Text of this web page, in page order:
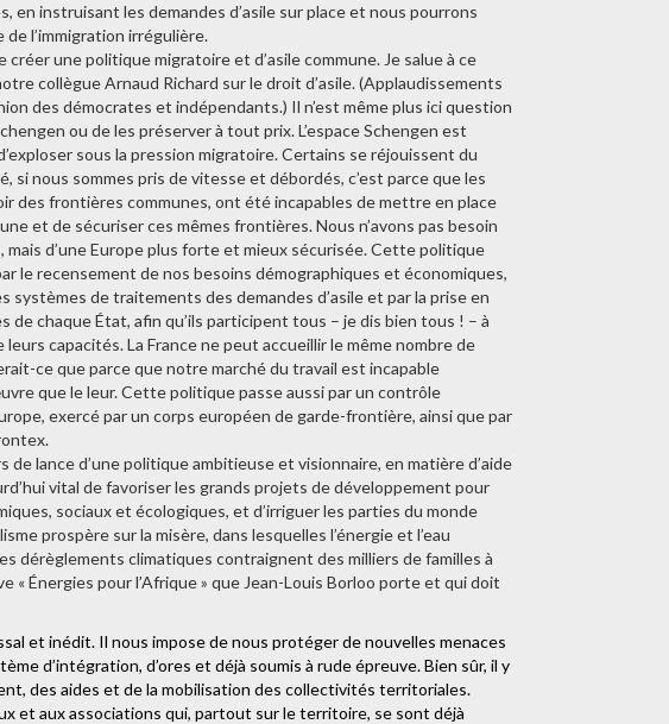
en instruisant les demandes d’asile sur place et nous pourrons
l’immigration irrégulière.
créer une politique migratoire et d’asile commune. Je salue à ce
collègue Arnaud Richard sur le droit d’asile. (Applaudissements
des démocrates et indépendants.) Il n’est même plus ici question
ou de les préserver à tout prix. L’espace Schengen est
sous la pression migratoire. Certains se réjouissent du
si nous sommes pris de vitesse et débordés, c’est parce que les
des frontières communes, ont été incapables de mettre en place
et de sécuriser ces mêmes frontières. Nous n’avons pas besoin
d’une Europe plus forte et mieux sécurisée. Cette politique
le recensement de nos besoins démographiques et économiques,
systèmes de traitements des demandes d’asile et par la prise en
de chaque État, afin qu’ils participent tous – je dis bien tous ! – à
leurs capacités. La France ne peut accueillir le même nombre de
ce que parce que notre marché du travail est incapable
que le leur. Cette politique passe aussi par un contrôle
exercé par un corps européen de garde-frontière, ainsi que par
de lance d’une politique ambitieuse et visionnaire, en matière d’aide
vital de favoriser les grands projets de développement pour
sociaux et écologiques, et d’irriguer les parties du monde
prospère sur la misère, dans lesquelles l’énergie et l’eau
dérèglements climatiques contraignent des milliers de familles à
« Énergies pour l’Afrique » que Jean-Louis Borloo porte et qui doit
et inédit. Il nous impose de nous protéger de nouvelles menaces
d’intégration, d’ores et déjà soumis à rude épreuve. Bien sûr, il y
des aides et de la mobilisation des collectivités territoriales.
et aux associations qui, partout sur le territoire, se sont déjà